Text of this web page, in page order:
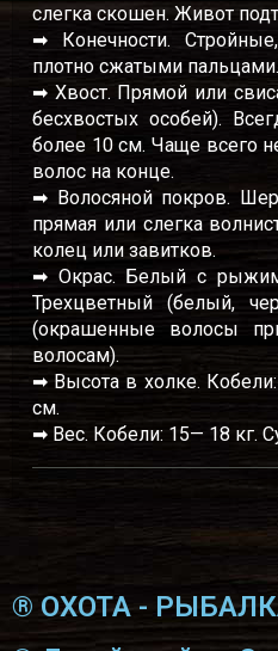
слегка скошен. Живот
➡ Конечности.
плотно сжатыми пальцами.
➡ Хвост. Прямой или
бесхвостых особей).
более 10 см. Чаще всего
волос на конце.
➡ Волосяной покров.
прямая или слегка
колец или завитков.
➡ Окрас. Белый с
Трехцветный (белый,
(окрашенные волосы
волосам).
➡ Высота в холке.
см.
➡ Вес. Кобели: 15— 18 кг.
® ОХОТА -